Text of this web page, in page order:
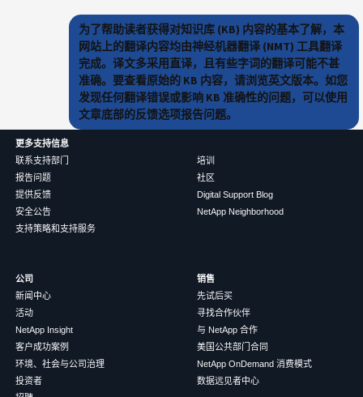
为了帮助读者获得对知识库 (KB) 内容的基本了解，本
网站上的翻译内容均由神经机器翻译 (NMT) 工具翻译
完成。译文多采用直译，且有些字词的翻译可能不甚
准确。要查看原始的 KB 内容，请浏览英文版本。如您
发现任何翻译错误或影响 KB 准确性的问题，可以使用
文章底部的反馈选项报告问题。
更多支持信息
联系支持部门
报告问题
提供反馈
安全公告
支持策略和支持服务
培训
社区
Digital Support Blog
NetApp Neighborhood
公司
新闻中心
活动
NetApp Insight
客户成功案例
环境、社会与公司治理
投资者
销售
先试后买
寻找合作伙伴
与 NetApp 合作
美国公共部门合同
NetApp OnDemand 消费模式
数据远见者中心